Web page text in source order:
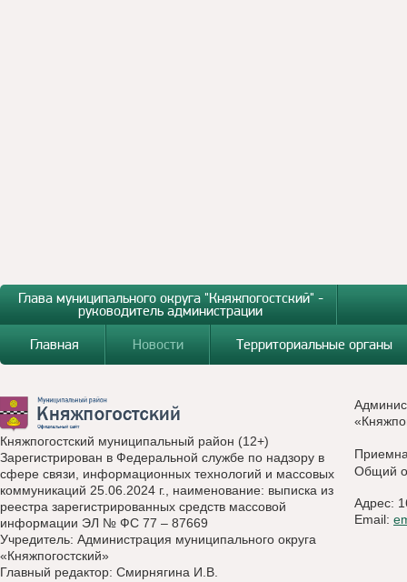
Глава муниципального округа "Княжпогостский" -
руководитель администрации
Главная
Новости Территориальные органы
Княжпогостский муниципальный район (12+)
Зарегистрирован в Федеральной службе по надзору в
сфере связи, информационных технологий и массовых
коммуникаций 25.06.2024 г., наименование: выписка из
реестра зарегистрированных средств массовой
информации ЭЛ № ФС 77 – 87669
Учредитель: Администрация муниципального округа
«Княжпогостский»
Главный редактор: Смирнягина И.В.
Общий
Адрес:
Email: